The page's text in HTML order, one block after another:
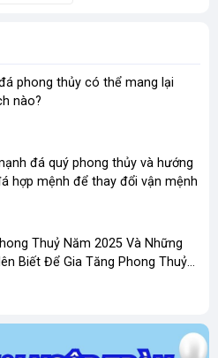
lên vẻ đẹp truyền
khí của Đức Thánh
tà khí, mang lại sự bình
may mắn: Ngọc Aven
vị tướng tài ba giúp
tích cực, hỗ trợ công
hanh thông.
và dũng khí
quý giúp gia chủ luôn
phong thủy có thể mang lại
nào?
đá quý phong thủy và hướng
hợp mệnh để thay đổi vận mệnh
Thuỷ Năm 2025 Và Những
Biết Để Gia Tăng Phong Thuỷ